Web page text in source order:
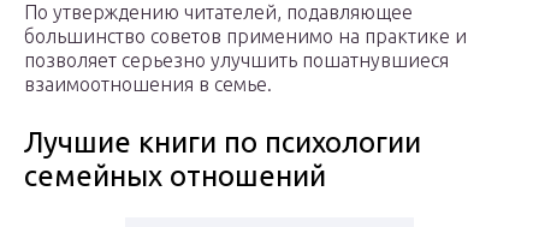
По утверждению читателей, подавляющее
большинство советов применимо на практике и
позволяет серьезно улучшить пошатнувшиеся
взаимоотношения в семье.
Лучшие книги по психологии
семейных отношений